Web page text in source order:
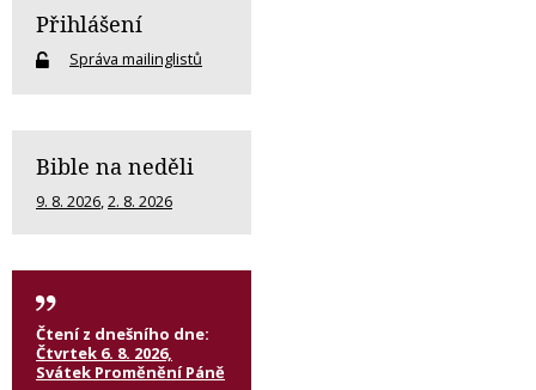
Přihlášení
Správa mailinglistů
Bible na neděli
9. 8. 2026,2. 8. 2026
Čtení z dnešního dne:
Čtvrtek 6. 8. 2026,
Svátek Proměnění Páně